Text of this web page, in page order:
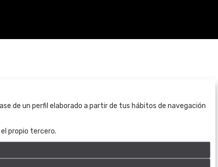
CALLE 70 # 10a - 59 BOGOTÁ, CO
(+57) 301 271 1444
info@bogotaauctions.com
de un perfil elaborado a partir de tus hábitos de navegación
propio tercero.